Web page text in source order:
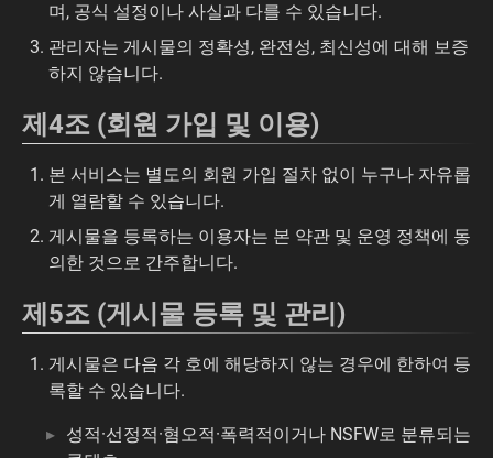
며, 공식 설정이나 사실과 다를 수 있습니다.
관리자는 게시물의 정확성, 완전성, 최신성에 대해 보증
하지 않습니다.
제4조 (회원 가입 및 이용)
본 서비스는 별도의 회원 가입 절차 없이 누구나 자유롭
게 열람할 수 있습니다.
게시물을 등록하는 이용자는 본 약관 및 운영 정책에 동
의한 것으로 간주합니다.
제5조 (게시물 등록 및 관리)
게시물은 다음 각 호에 해당하지 않는 경우에 한하여 등
록할 수 있습니다.
성적·선정적·혐오적·폭력적이거나 NSFW로 분류되는